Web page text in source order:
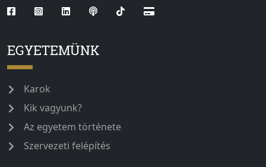
EGYETEMÜNK
Karok
Kik vagyunk?
Az egyetem története
Szervezeti felépítés